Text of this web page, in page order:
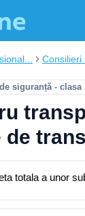
Consilieri
siguranță - clasa
de
totala a unor